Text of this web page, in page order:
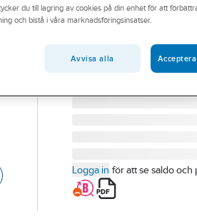
TRIO
Tappventil för
TRIO TAPPVENTIL G15
Artikelnummer:
8445006
8445006
Logga in för att se saldo och
du till lagring av cookies på din enhet för att
och bistå i våra marknadsföringsinsatser.
Avvisa alla